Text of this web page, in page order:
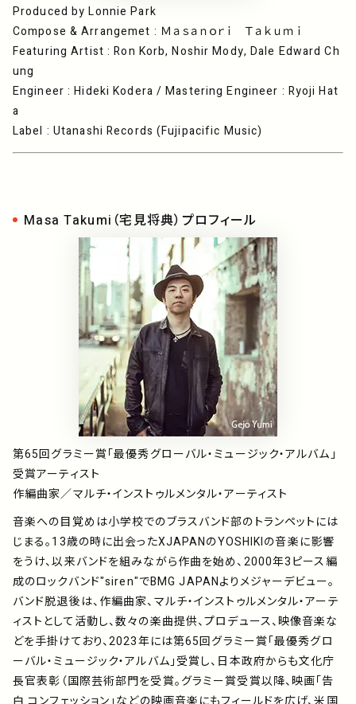
Produced by Lonnie Park
Compose & Arrangemet : Ｍａｓａｎｏｒｉ Ｔａｋｕｍｉ
Featuring Artist : Ron Korb, Noshir Mody, Dale Edward Ch
ung
Engineer : Hideki Kodera / Mastering Engineer : Ryoji Hat
a
Label : Utanashi Records (Fujipacific Music)
Masa Takumi（宅見将典）プロフィール
第65回グラミー賞「最優秀グローバル・ミュージック・アルバム」
受賞アーティスト
作編曲家／マルチ・インストゥルメンタル・アーティスト
音楽への目覚めは小学校でのブラスバンド部のトランペットには
じまる。13歳の時に出会ったXJAPANのYOSHIKIの音楽に影響
をうけ、以来バンドを組みながら作曲を始め、2000年3ピース編
成のロックバンド"siren"でBMG JAPANよりメジャーデビュー。
バンド脱退後は、作編曲家、マルチ・インストゥルメンタル・アーテ
ィストとして活動し、数々の楽曲提供、プロデュース、映像音楽な
どを手掛けており、2023年には第65回グラミー賞「最優秀グロ
ーバル・ミュージック・アルバム」受賞し、日本政府からも文化庁
長官表彰（国際芸術部門を受賞。グラミー賞受賞以降、映画「告